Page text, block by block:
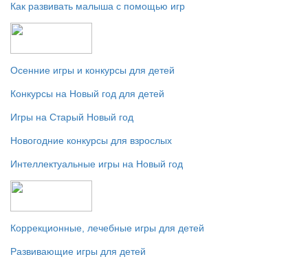
Как развивать малыша с помощью игр
Осенние игры и конкурсы для детей
Конкурсы на Новый год для детей
Игры на Старый Новый год
Новогодние конкурсы для взрослых
Интеллектуальные игры на Новый год
Коррекционные, лечебные игры для детей
Развивающие игры для детей